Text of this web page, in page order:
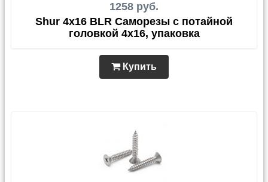
1258 руб.
Shur 4x16 BLR Саморезы с потайной
головкой 4x16, упаковка
Купить